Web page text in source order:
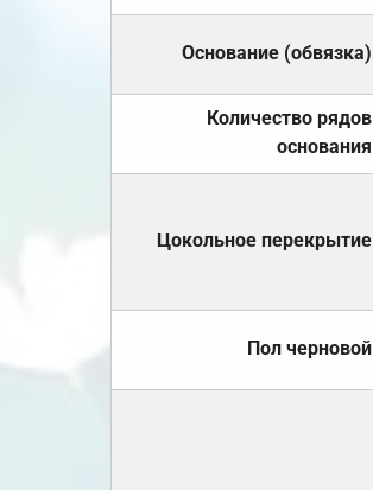
Основание (обвязка)
Количество рядов
основания
Цокольное перекрытие
Пол черновой